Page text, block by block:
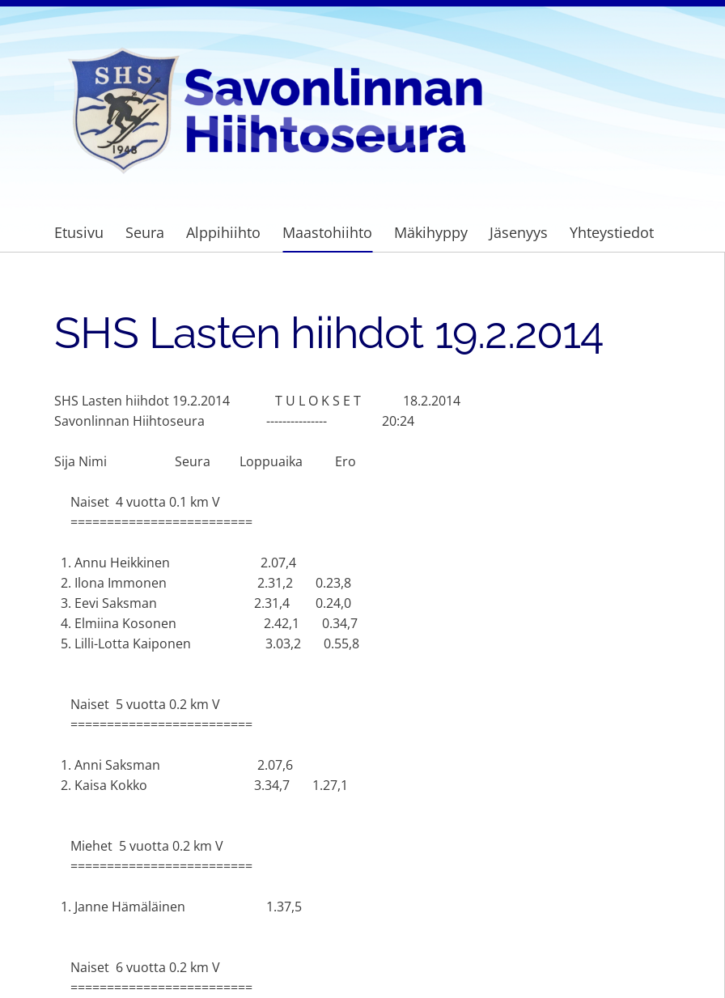
Siirry
sivun
sisältöön
Savonlinnan Hiihtoseura
Etusivu Seura Alppihiihto Maastohiihto Mäkihyppy Jäsenyys Yhteystiedot
SHS Lasten hiihdot 19.2.2014
SHS Lasten hiihdot 19.2.2014 T U L O K S E T 18.2.2014
Savonlinnan Hiihtoseura --------------- 20:24
Sija Nimi Seura Loppuaika Ero
Naiset 4 vuotta 0.1 km V
=========================
1. Annu Heikkinen 2.07,4
2. Ilona Immonen 2.31,2 0.23,8
3. Eevi Saksman 2.31,4 0.24,0
4. Elmiina Kosonen 2.42,1 0.34,7
5. Lilli-Lotta Kaiponen 3.03,2 0.55,8
Naiset 5 vuotta 0.2 km V
=========================
1. Anni Saksman 2.07,6
2. Kaisa Kokko 3.34,7 1.27,1
Miehet 5 vuotta 0.2 km V
=========================
1. Janne Hämäläinen 1.37,5
Naiset 6 vuotta 0.2 km V
=========================